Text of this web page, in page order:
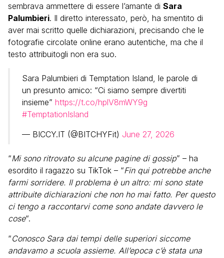
sembrava ammettere di essere l’amante di Sara
Palumbieri. Il diretto interessato, però, ha smentito di
aver mai scritto quelle dichiarazioni, precisando che le
fotografie circolate online erano autentiche, ma che il
testo attribuitogli non era suo.
Sara Palumbieri di Temptation Island, le parole di
un presunto amico: “Ci siamo sempre divertiti
insieme” https://t.co/hplV8mWY9g
#TemptationIsland
— BICCY.IT (@BITCHYFit) June 27, 2026
“Mi sono ritrovato su alcune pagine di gossip” – ha
esordito il ragazzo su TikTok – “Fin qui potrebbe anche
farmi sorridere. Il problema è un altro: mi sono state
attribuite dichiarazioni che non ho mai fatto. Per questo
ci tengo a raccontarvi come sono andate davvero le
cose“.
“Conosco Sara dai tempi delle superiori siccome
andavamo a scuola assieme. All’epoca c’è stata una